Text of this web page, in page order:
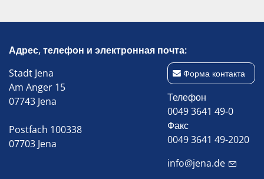
Адрес, телефон и электронная почта:
Stadt Jena
Am Anger 15
07743 Jena
Postfach 100338
07703 Jena
Форма контакта
Телефон
0049 3641 49-0
Факс
0049 3641 49-2020
info@jena.de